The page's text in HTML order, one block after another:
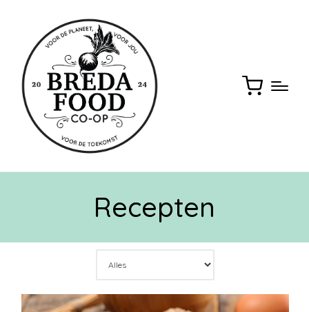
Recepten